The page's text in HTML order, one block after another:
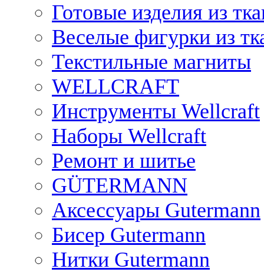
Готовые изделия из
Веселые фигурки из
Текстильные магниты
WELLCRAFT
Инструменты Wellcraft
Наборы Wellcraft
Ремонт и шитье
GÜTERMANN
Аксессуары Gutermann
Бисер Gutermann
Нитки Gutermann